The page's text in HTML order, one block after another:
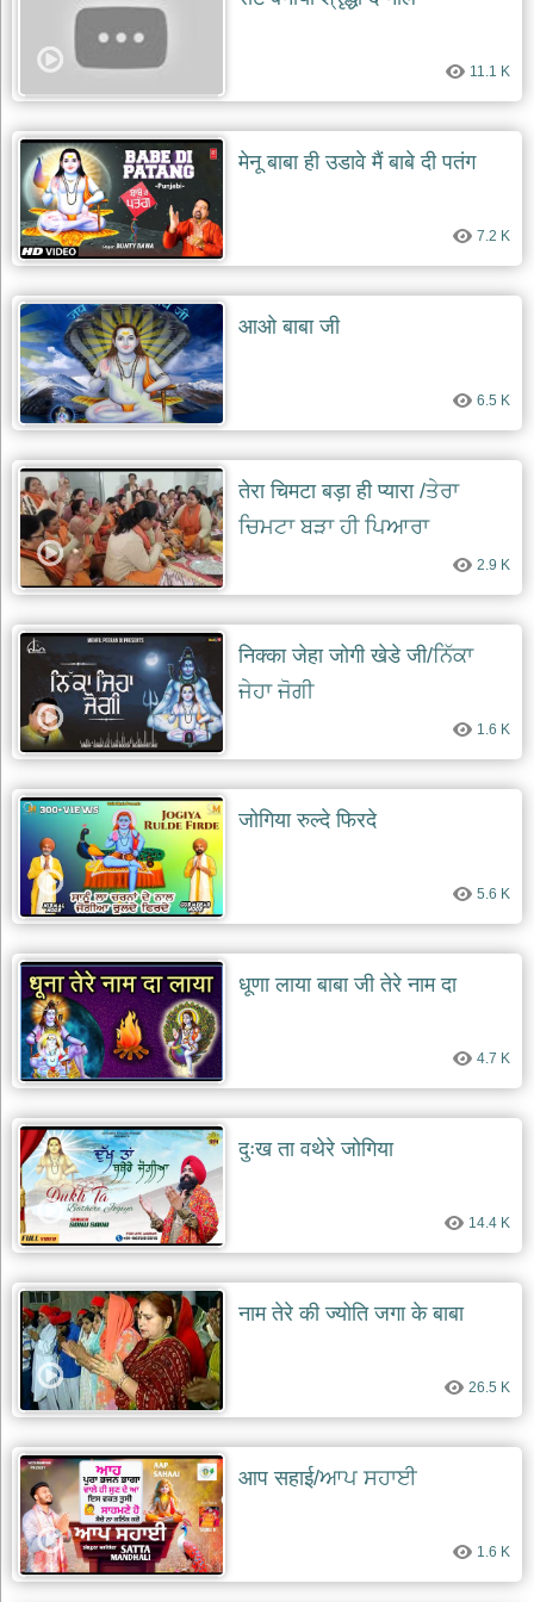
bawa
lal
bhajans
शनि
देव
भजन
shani
dev
bhajans
आज
का
भजन
bhajan
of
the
day
जोड़ें
add
bhajans
11.1 K
मेनू बाबा ही उडावे मैं बाबे दी पतंग
7.2 K
आओ बाबा जी
6.5 K
तेरा चिमटा बड़ा ही प्यारा /ਤੇਰਾ
ਚਿਮਟਾ ਬੜਾ ਹੀ ਪਿਆਰਾ
2.9 K
निक्का जेहा जोगी खेडे जी/ਨਿੱਕਾ
ਜੇਹਾ ਜੋਗੀ
1.6 K
जोगिया रुल्दे फिरदे
5.6 K
धूणा लाया बाबा जी तेरे नाम दा
4.7 K
दुःख ता वथेरे जोगिया
14.4 K
नाम तेरे की ज्योति जगा के बाबा
26.5 K
आप सहाई/ਆਪ ਸਹਾਈ
1.6 K